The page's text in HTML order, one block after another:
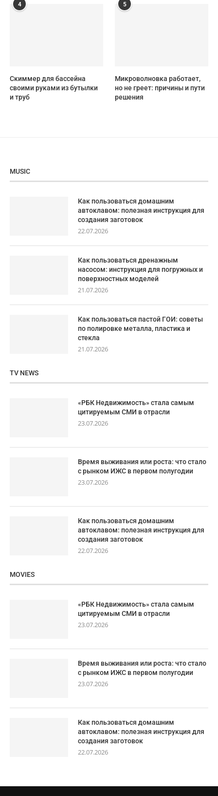
4
Скиммер для бассейна
своими руками из бутылки
и труб
5
Микроволновка работает,
но не греет: причины и пути
решения
MUSIC
Как пользоваться домашним
автоклавом: полезная инструкция для
создания заготовок
22.07.2026
Как пользоваться дренажным
насосом: инструкция для погружных и
поверхностных моделей
21.07.2026
Как пользоваться пастой ГОИ: советы
по полировке металла, пластика и
стекла
21.07.2026
TV NEWS
«РБК Недвижимость» стала самым
цитируемым СМИ в отрасли
23.07.2026
Время выживания или роста: что стало
с рынком ИЖС в первом полугодии
23.07.2026
Как пользоваться домашним
автоклавом: полезная инструкция для
создания заготовок
22.07.2026
MOVIES
«РБК Недвижимость» стала самым
цитируемым СМИ в отрасли
23.07.2026
Время выживания или роста: что стало
с рынком ИЖС в первом полугодии
23.07.2026
Как пользоваться домашним
автоклавом: полезная инструкция для
создания заготовок
22.07.2026